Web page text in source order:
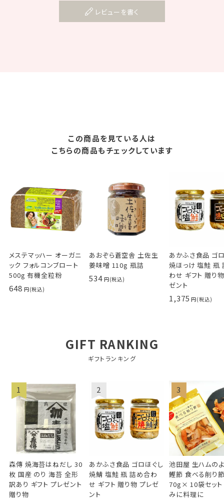
レビューを書く
この商品を見ている人は
こちらの商品もチェックしています
メステマッハー オーガニ
ック フォルコンブロート
500g 有機全粒粉
648
あおぞら蒼空舎 土佐生
姜味噌 110g 瓶詰
534
あかふさ食品 ゴ
焼ほっけ 塩鮭 瓶
わせ ギフト 贈り
ゼント
1,375
GIFT RANKING
ギフトランキング
森傳 焼海苔はねだし 30
枚 国産 のり 海苔 全形
訳あり ギフト プレゼント
贈り物
あかふさ食品 ゴロほぐし
焼鯖 塩鮭 瓶 詰め合わ
せ ギフト 贈り物 プレゼ
ント
池田屋 生ハムの
鰹節 食べる削り
70g× 10袋セット
みに料理に